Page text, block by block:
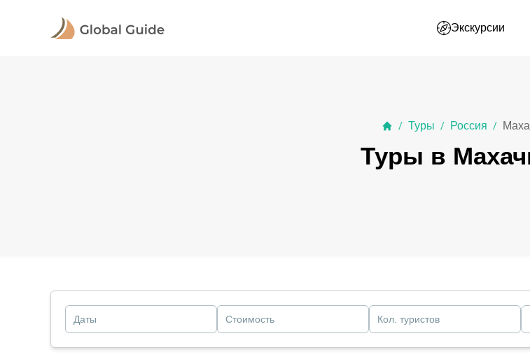
Экскурсии
/ Туры / Россия /
Туры в
Даты Стоимость Кол. туристов